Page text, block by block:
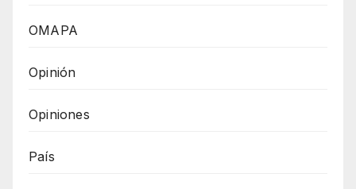
OMAPA
Opinión
Opiniones
País